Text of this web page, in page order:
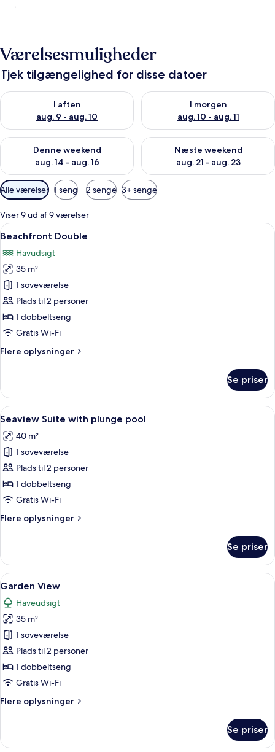
Værelsesmuligheder
Tjek tilgængelighed for disse datoer
I aften
aug. 9 - aug. 10
Tjek tilgængelighed for i aften aug. 9 - aug. 10
I morgen
aug. 10 - aug. 11
Tjek tilgængelighed for i
Denne weekend
aug. 14 - aug. 16
Tjek tilgængelighed for denne weekend aug. 14 - aug. 16
Næste weekend
aug. 21 - aug. 23
Tjek tilgængelighed for næste
Tilgængelige
filtre
for
værelser
Alle værelser 1 seng 2 senge 3+ senge
Viser 9 ud af 9 værelser
Indlæs
alle
billeder
af
Beachfront
Double
Et værelse med en seng under et
7
Beachfront Double
Havudsigt
35 m²
1 soveværelse
Plads til 2 personer
1 dobbeltseng
Gratis Wi-Fi
Flere oplysninger
Flere
Double
Se priser
Indlæs
alle
billeder
af
Seaview
Suite
with
pool
Et værelse med udsigt over et
10
Seaview Suite with plunge pool
40 m²
1 soveværelse
Plads til 2 personer
1 dobbeltseng
Gratis Wi-Fi
Flere oplysninger
Flere
Suite
with
plunge
pool
Se priser
Indlæs
alle
billeder
af
Garden
View
Et værelse med en træseng, et
8
Garden View
Haveudsigt
35 m²
1 soveværelse
Plads til 2 personer
1 dobbeltseng
Gratis Wi-Fi
Flere oplysninger
Flere
View
Se priser